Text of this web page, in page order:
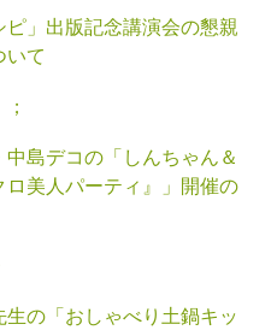
ピ」出版記念講演会の懇親
いて
中島デコの「しんちゃん＆
ロ美人パーティ』」開催の
生の「おしゃべり土鍋キッ